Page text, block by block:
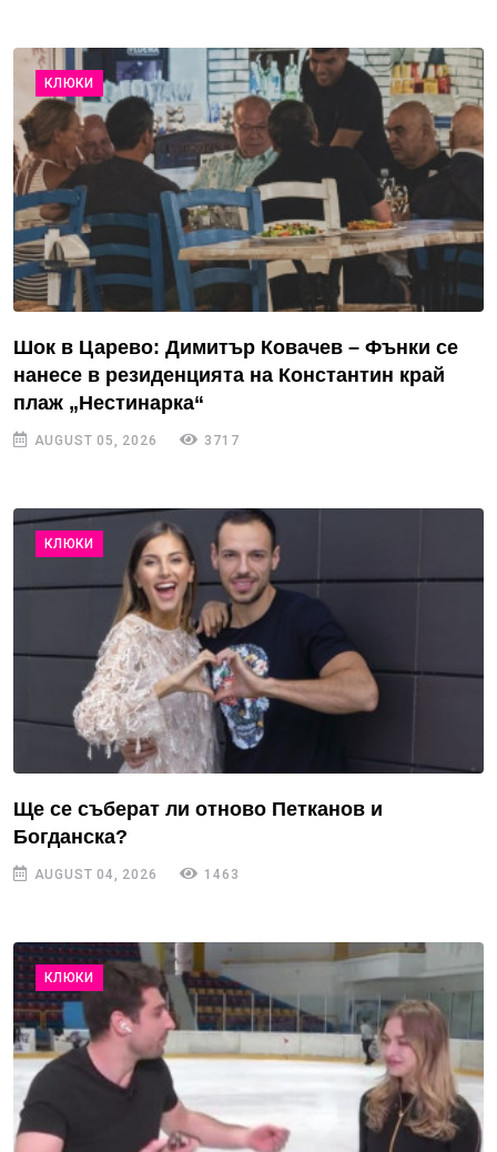
КЛЮКИ
Шок в Царево: Димитър Ковачев – Фънки се
нанесе в резиденцията на Константин край
плаж „Нестинарка“
AUGUST 05, 2026 3717
КЛЮКИ
Ще се съберат ли отново Петканов и
Богданска?
AUGUST 04, 2026 1463
КЛЮКИ